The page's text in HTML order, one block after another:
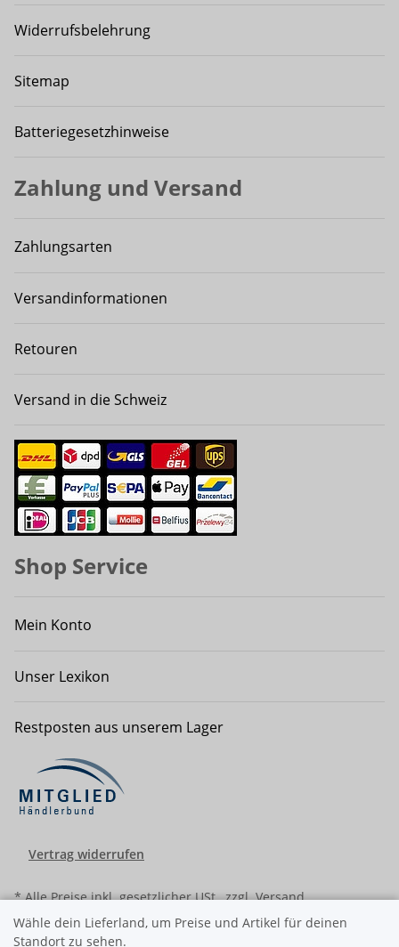
Wähle dein Lieferland, um Preise und Artikel für deinen
Standort zu sehen.
Widerrufsbelehrung
Sitemap
Batteriegesetzhinweise
Zahlung und Versand
Zahlungsarten
Versandinformationen
Retouren
Versand in die Schweiz
Shop Service
Mein Konto
Unser Lexikon
Restposten aus unserem Lager
Vertrag widerrufen
* Alle Preise inkl. gesetzlicher USt., zzgl.Versand
© Ralf Schwarzbach - diekleinewerft 2008-2026